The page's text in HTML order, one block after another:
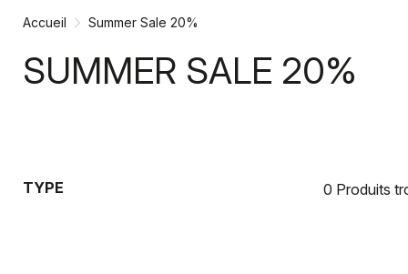
Accueil Summer Sale 20%
SUMMER SALE 20%
TYPE 0 Produits